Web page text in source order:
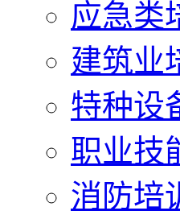
应急类
建筑业
特种设
职业技
消防培